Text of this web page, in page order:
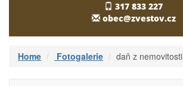
317 833 227
obec@zvestov.cz
Home Fotogalerie daň z nemovitosti